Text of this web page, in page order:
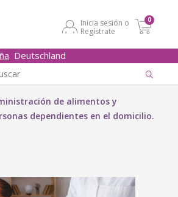
Inicia sesión o
Regístrate
0
Deutschland
de alimentos y
dependientes en el domicilio.